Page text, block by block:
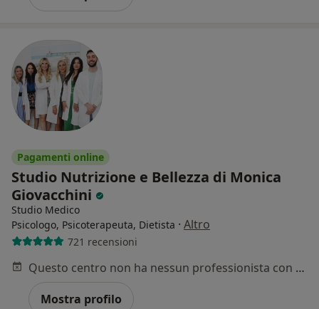
Pagamenti online
Studio Nutrizione e Bellezza di Monica
Giovacchini
Studio Medico
Psicologo, Psicoterapeuta, Dietista · Altro
721 recensioni
Questo centro non ha nessun professionista con date disponibili
Mostra profilo